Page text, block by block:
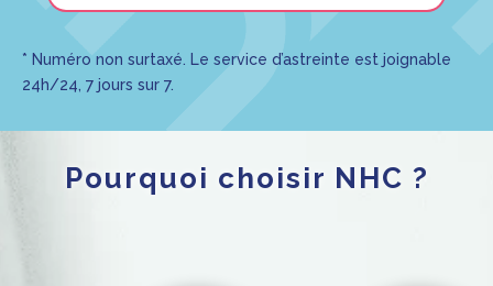
* Numéro non surtaxé. Le service d’astreinte est joignable
24h/24, 7 jours sur 7.
Pourquoi choisir NHC ?